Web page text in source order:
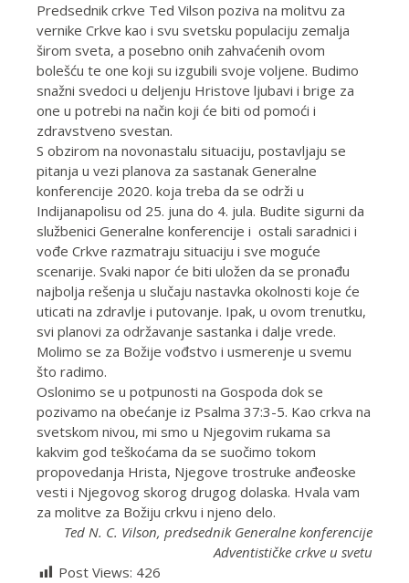
Predsednik crkve Ted Vilson poziva na molitvu za
vernike Crkve kao i svu svetsku populaciju zemalja
širom sveta, a posebno onih zahvaćenih ovom
bolešću te one koji su izgubili svoje voljene. Budimo
snažni svedoci u deljenju Hristove ljubavi i brige za
one u potrebi na način koji će biti od pomoći i
zdravstveno svestan.
S obzirom na novonastalu situaciju, postavljaju se
pitanja u vezi planova za sastanak Generalne
konferencije 2020. koja treba da se održi u
Indijanapolisu od 25. juna do 4. jula. Budite sigurni da
službenici Generalne konferencije i ostali saradnici i
vođe Crkve razmatraju situaciju i sve moguće
scenarije. Svaki napor će biti uložen da se pronađu
najbolja rešenja u slučaju nastavka okolnosti koje će
uticati na zdravlje i putovanje. Ipak, u ovom trenutku,
svi planovi za održavanje sastanka i dalje vrede.
Molimo se za Božije vođstvo i usmerenje u svemu
što radimo.
Oslonimo se u potpunosti na Gospoda dok se
pozivamo na obećanje iz Psalma 37:3-5. Kao crkva na
svetskom nivou, mi smo u Njegovim rukama sa
kakvim god teškoćama da se suočimo tokom
propovedanja Hrista, Njegove trostruke anđeoske
vesti i Njegovog skorog drugog dolaska. Hvala vam
za molitve za Božiju crkvu i njeno delo.
Ted N. C. Vilson, predsednik Generalne konferencije
Adventističke crkve u svetu
Post Views: 426